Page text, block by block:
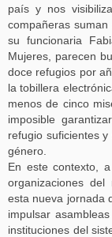
país y nos
compañeras
su funcionaria
Mujeres, parecen
doce refugios por
la tobillera
menos de cinco
imposible
refugio suficientes
género.
En este contexto,
organizaciones
esta nueva jornada
impulsar
instituciones del